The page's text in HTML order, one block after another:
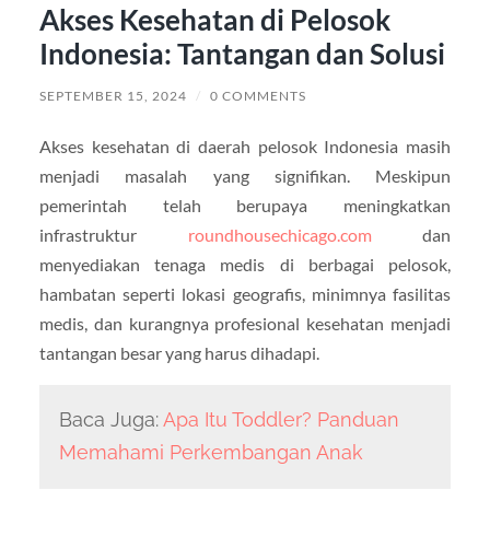
Akses Kesehatan di Pelosok
Indonesia: Tantangan dan Solusi
SEPTEMBER 15, 2024 / 0 COMMENTS
Akses kesehatan di daerah pelosok Indonesia masih
menjadi masalah yang signifikan. Meskipun
pemerintah telah berupaya meningkatkan
infrastruktur roundhousechicago.com dan
menyediakan tenaga medis di berbagai pelosok,
hambatan seperti lokasi geografis, minimnya fasilitas
medis, dan kurangnya profesional kesehatan menjadi
tantangan besar yang harus dihadapi.
Baca Juga:Apa Itu Toddler? Panduan
Memahami Perkembangan Anak